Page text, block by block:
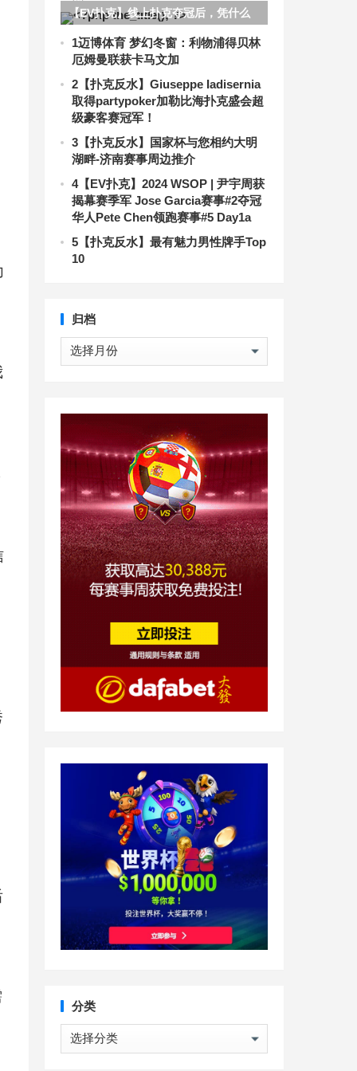
【EV扑克】线上扑克夺冠后，凭什么
只给我一张截图？
1迈博体育 梦幻冬窗：利物浦得贝林
厄姆曼联获卡马文加
2 【扑克反水】Giuseppe Iadisernia
取得partypoker加勒比海扑克盛会超
级豪客赛冠军！
3 【扑克反水】国家杯与您相约大明
湖畔-济南赛事周边推介
4【EV扑克】2024 WSOP | 尹宇周获
揭幕赛季军 Jose Garcia赛事#2夺冠
华人Pete Chen领跑赛事#5 Day1a
5 【扑克反水】最有魅力男性牌手Top
10
归档
归
分类
分
类